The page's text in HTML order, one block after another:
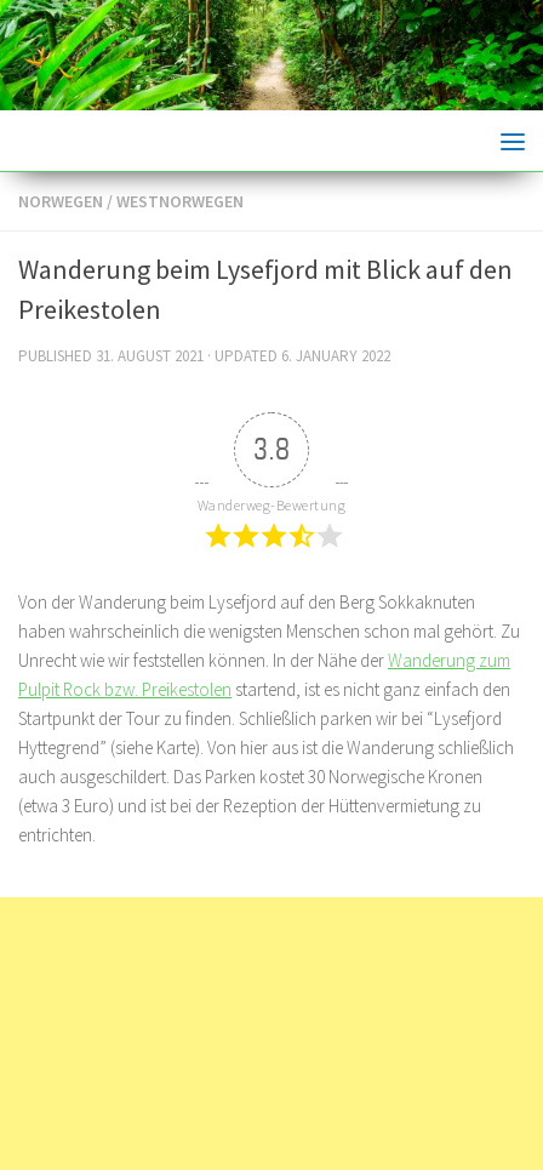
Skip to content
NORWEGEN /WESTNORWEGEN
Wanderung beim Lysefjord mit Blick auf den
Preikestolen
PUBLISHED 31. AUGUST 2021 · UPDATED 6. JANUARY 2022
3.8
Wanderweg-Bewertung
Von der Wanderung beim Lysefjord auf den Berg Sokkaknuten
haben wahrscheinlich die wenigsten Menschen schon mal gehört. Zu
Unrecht wie wir feststellen können. In der Nähe derWanderung zum
Pulpit Rock bzw. Preikestolen startend, ist es nicht ganz einfach den
Startpunkt der Tour zu finden. Schließlich parken wir bei “Lysefjord
Hyttegrend” (siehe Karte). Von hier aus ist die Wanderung schließlich
auch ausgeschildert. Das Parken kostet 30 Norwegische Kronen
(etwa 3 Euro) und ist bei der Rezeption der Hüttenvermietung zu
entrichten.